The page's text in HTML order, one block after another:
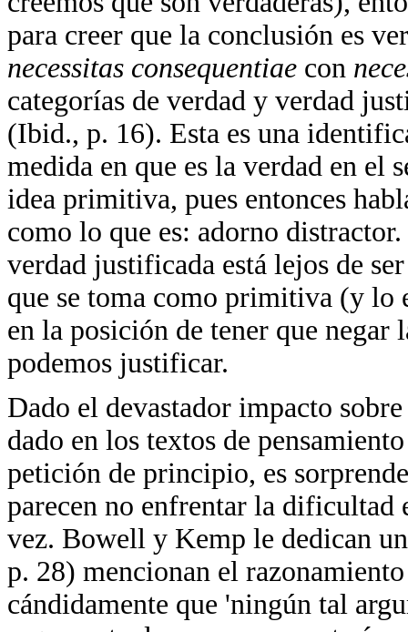
para creer que la conclusión es
necessitas consequentiae con
categorías de verdad y verdad
(Ibid., p. 16). Esta es una
medida en que es la verdad en el
idea primitiva, pues entonces
como lo que es: adorno
verdad justificada está lejos de
que se toma como primitiva (y lo
en la posición de tener que negar
podemos justificar.
Dado el devastador impacto
dado en los textos de
petición de principio, es
parecen no enfrentar la dificultad
vez. Bowell y Kemp le dedican
p. 28) mencionan el
cándidamente que 'ningún tal